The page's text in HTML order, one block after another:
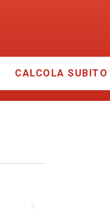
CALCOLA SUBITO